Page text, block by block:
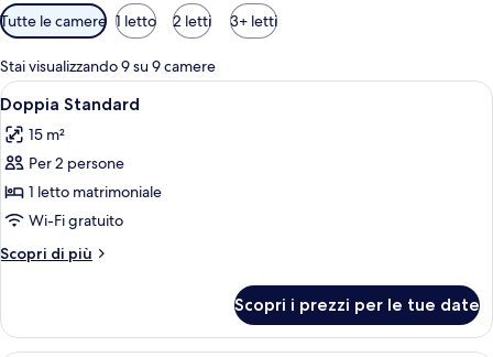
Filtri
disponibili
per
le
camere
Tutte le camere 1 letto 2 letti 3+ letti
Stai visualizzando 9 su 9 camere
Apri
tutte
le
foto
per
Doppia
Standard
Una camera d'albergo moderna
5
Doppia Standard
15 m²
Per 2 persone
1 letto matrimoniale
Wi-Fi gratuito
Scopri di più
Altri
Standard
Scopri i prezzi per le tue date